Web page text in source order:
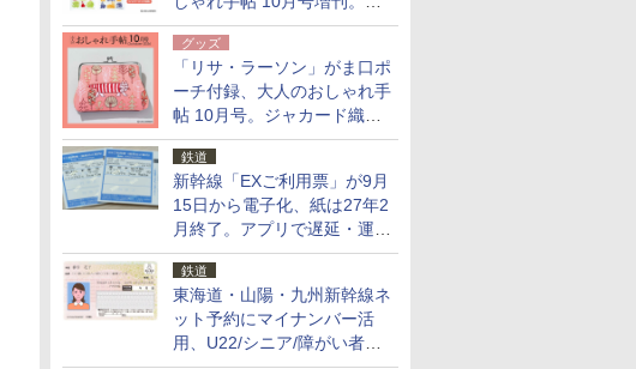
USBケーブルや缶ケースなど
グッズ
「リサ・ラーソン」がま口ポ
ーチ付録、大人のおしゃれ手
帖 10月号。ジャカード織の
北欧猫デザイン
鉄道
新幹線「EXご利用票」が9月
15日から電子化、紙は27年2
月終了。アプリで遅延・運休
も確認可能に
鉄道
東海道・山陽・九州新幹線ネ
ット予約にマイナンバー活
用、U22/シニア/障がい者割